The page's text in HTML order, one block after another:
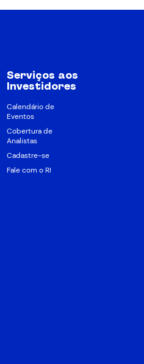
Serviços aos
Investidores
Calendário de
Eventos
Cobertura de
Analistas
Cadastre-se
Fale com o RI